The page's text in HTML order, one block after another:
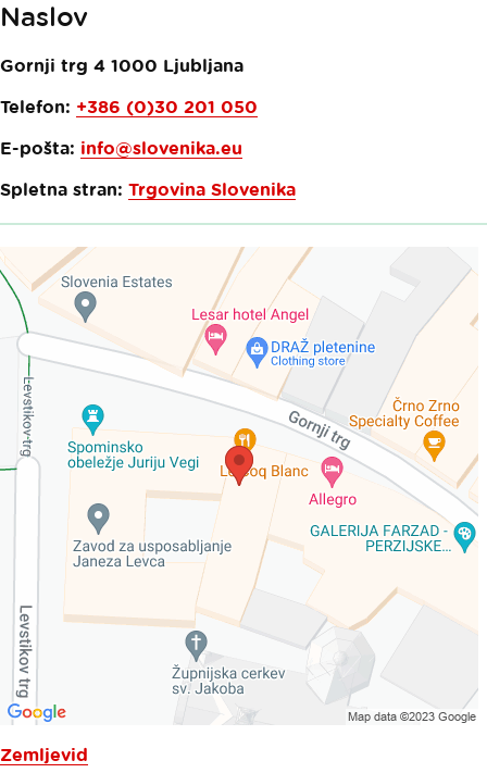
Naslov
Gornji trg 4 1000 Ljubljana
Telefon: +386 (0)30 201 050
E-pošta: info@slovenika.eu
Spletna stran: Trgovina Slovenika
Zemljevid